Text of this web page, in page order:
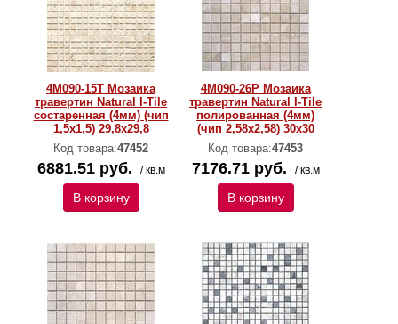
4M090-15T Мозаика
травертин Natural I-Тilе
состаренная (4мм) (чип
1,5x1,5) 29,8х29,8
Код товара:47452
6881.51 руб. / кв.м
В корзину
4M090-26P Мозаика
травертин Natural I-Тilе
полированная (4мм)
(чип 2,58х2,58) 30х30
Код товара:47453
7176.71 руб. / кв.м
В корзину